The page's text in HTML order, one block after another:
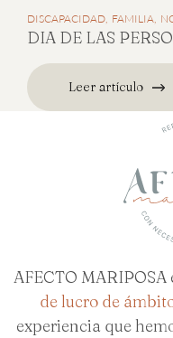
DISCAPACIDAD FAMILIA
DIA DE LAS
Leer artículo
AFECTO MARIPOSA
de lucro de
experiencia que